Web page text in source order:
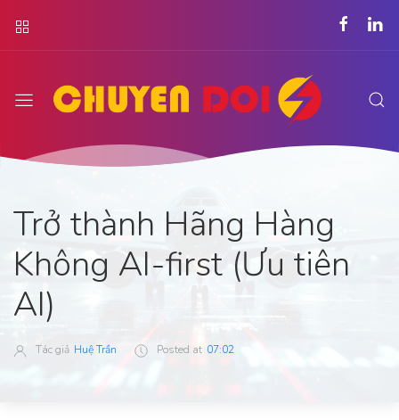
Trở thành Hãng Hàng
Không AI-first (Ưu tiên
AI)
Tác giả Huệ Trần Posted at 07:02